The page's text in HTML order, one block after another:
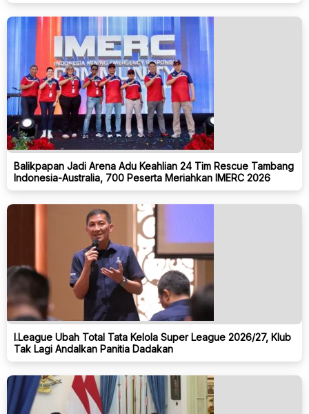
Balikpapan Jadi Arena Adu Keahlian 24 Tim Rescue Tambang
Indonesia-Australia, 700 Peserta Meriahkan IMERC 2026
I.League Ubah Total Tata Kelola Super League 2026/27, Klub
Tak Lagi Andalkan Panitia Dadakan